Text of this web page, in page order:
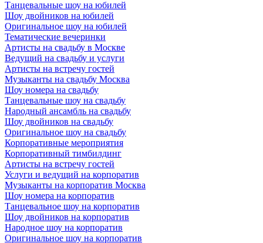
Танцевальные шоу на юбилей
Шоу двойников на юбилей
Оригинальное шоу на юбилей
Тематические вечеринки
Артисты на свадьбу в Москве
Ведущий на свадьбу и услуги
Артисты на встречу гостей
Музыканты на свадьбу Москва
Шоу номера на свадьбу
Танцевальные шоу на свадьбу
Народный ансамбль на свадьбу
Шоу двойников на свадьбу
Оригинальное шоу на свадьбу
Корпоративные мероприятия
Корпоративный тимбилдинг
Артисты на встречу гостей
Услуги и ведущий на корпоратив
Музыканты на корпоратив Москва
Шоу номера на корпоратив
Танцевальное шоу на корпоратив
Шоу двойников на корпоратив
Народное шоу на корпоратив
Оригинальное шоу на корпоратив